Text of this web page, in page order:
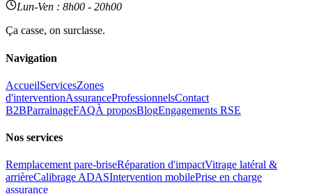
Lun-Ven : 8h00 - 20h00
Ça casse, on surclasse.
Navigation
AccueilServicesZones
d'interventionAssuranceProfessionnelsContact
B2BParrainageFAQÀ proposBlogEngagements RSE
Nos services
Remplacement pare-briseRéparation d'impactVitrage latéral &
arrièreCalibrage ADASIntervention mobilePrise en charge
assurance